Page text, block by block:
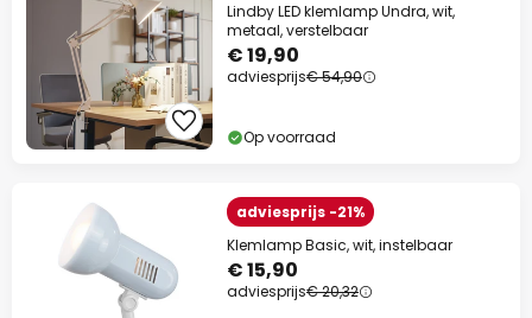
Lindby LED klemlamp Undra, wit,
metaal, verstelbaar
€ 19,90
adviesprijs€ 54,90
Op voorraad
adviesprijs -21%
Klemlamp Basic, wit, instelbaar
€ 15,90
adviesprijs€ 20,32